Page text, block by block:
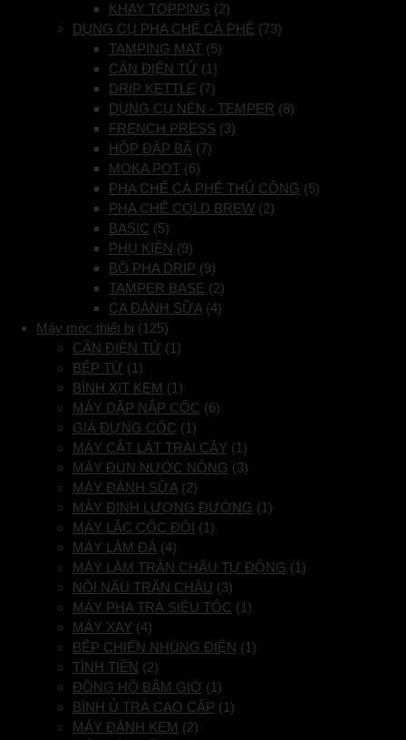
KHAY TOPPING (2)
DỤNG CỤ PHA CHẾ CÀ PHÊ (73)
TAMPING MAT (5)
CÂN ĐIỆN TỬ (1)
DRIP KETTLE (7)
DỤNG CỤ NÉN - TEMPER (8)
FRENCH PRESS (3)
HỘP ĐẬP BÃ (7)
MOKA POT (6)
PHA CHẾ CÀ PHÊ THỦ CÔNG (5)
PHA CHẾ COLD BREW (2)
BASIC (5)
PHỤ KIỆN (9)
BỘ PHA DRIP (9)
TAMPER BASE (2)
CA ĐÁNH SỮA (4)
Máy móc thiết bị (125)
CÂN ĐIỆN TỬ (1)
BẾP TỪ (1)
BÌNH XỊT KEM (1)
MÁY DẬP NẮP CỐC (6)
GIÁ ĐỰNG CỐC (1)
MÁY CẮT LÁT TRÁI CÂY (1)
MÁY ĐUN NƯỚC NÓNG (3)
MÁY ĐÁNH SỮA (2)
MÁY ĐỊNH LƯỢNG ĐƯỜNG (1)
MÁY LẮC CỐC ĐÔI (1)
MÁY LÀM ĐÁ (4)
MÁY LÀM TRÂN CHÂU TỰ ĐỘNG (1)
NỒI NẤU TRÂN CHÂU (3)
MÁY PHA TRÀ SIÊU TỐC (1)
MÁY XAY (4)
BẾP CHIÊN NHÚNG ĐIỆN (1)
TÍNH TIỀN (2)
ĐỒNG HỒ BẤM GIỜ (1)
BÌNH Ủ TRÀ CAO CẤP (1)
MÁY ĐÁNH KEM (2)